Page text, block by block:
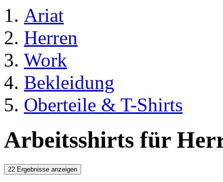
Ariat
Herren
Work
Bekleidung
Oberteile & T-Shirts
Arbeitsshirts für
22 Ergebnisse anzeigen